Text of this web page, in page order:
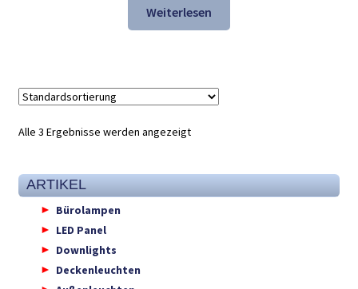
war:
35,40 €
ist:
23,98 €.
Weiterlesen
Alle 3 Ergebnisse werden angezeigt
ARTIKEL
Bürolampen
LED Panel
Downlights
Deckenleuchten